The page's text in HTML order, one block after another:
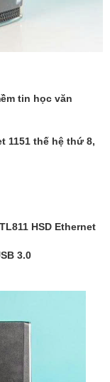
tin học văn
1151 thế hệ thứ 8,
HSD Ethernet
3.0